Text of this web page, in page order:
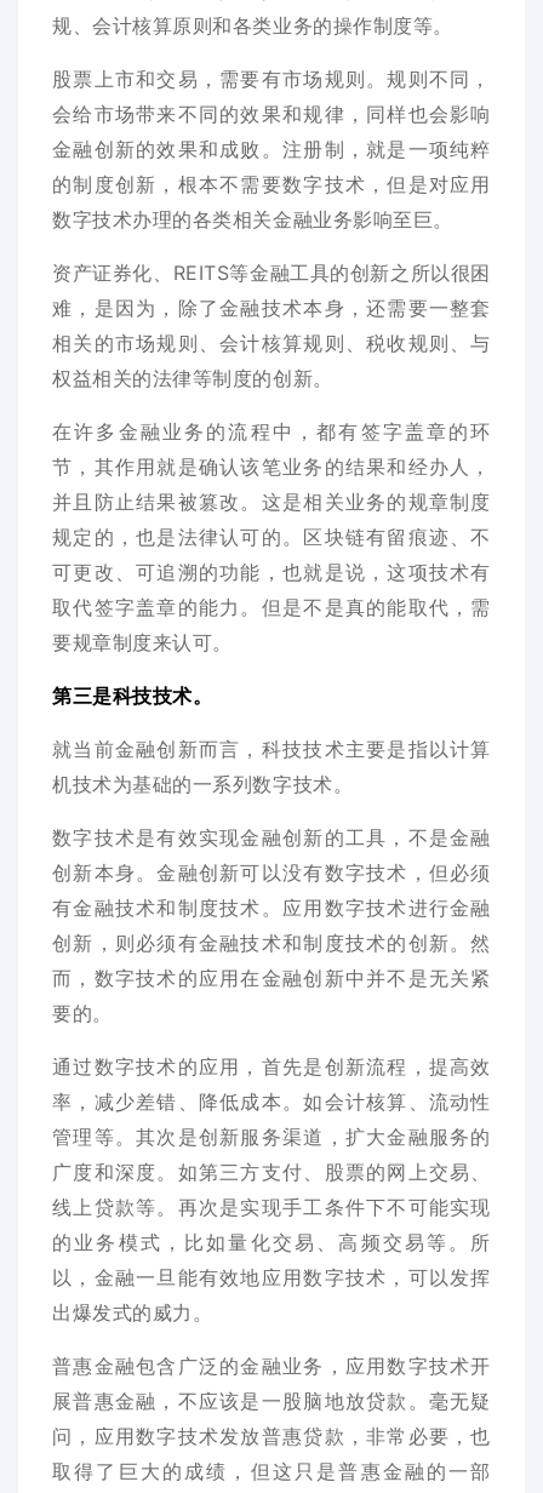
规、会计核算原则和各类业务的操作制度等。
股票上市和交易，需要有市场规则。规则不同，
会给市场带来不同的效果和规律，同样也会影响
金融创新的效果和成败。注册制，就是一项纯粹
的制度创新，根本不需要数字技术，但是对应用
数字技术办理的各类相关金融业务影响至巨。
资产证券化、REITS等金融工具的创新之所以很困
难，是因为，除了金融技术本身，还需要一整套
相关的市场规则、会计核算规则、税收规则、与
权益相关的法律等制度的创新。
在许多金融业务的流程中，都有签字盖章的环
节，其作用就是确认该笔业务的结果和经办人，
并且防止结果被篡改。这是相关业务的规章制度
规定的，也是法律认可的。区块链有留痕迹、不
可更改、可追溯的功能，也就是说，这项技术有
取代签字盖章的能力。但是不是真的能取代，需
要规章制度来认可。
第三是科技技术。
就当前金融创新而言，科技技术主要是指以计算
机技术为基础的一系列数字技术。
数字技术是有效实现金融创新的工具，不是金融
创新本身。金融创新可以没有数字技术，但必须
有金融技术和制度技术。应用数字技术进行金融
创新，则必须有金融技术和制度技术的创新。然
而，数字技术的应用在金融创新中并不是无关紧
要的。
通过数字技术的应用，首先是创新流程，提高效
率，减少差错、降低成本。如会计核算、流动性
管理等。其次是创新服务渠道，扩大金融服务的
广度和深度。如第三方支付、股票的网上交易、
线上贷款等。再次是实现手工条件下不可能实现
的业务模式，比如量化交易、高频交易等。所
以，金融一旦能有效地应用数字技术，可以发挥
出爆发式的威力。
普惠金融包含广泛的金融业务，应用数字技术开
展普惠金融，不应该是一股脑地放贷款。毫无疑
问，应用数字技术发放普惠贷款，非常必要，也
取得了巨大的成绩，但这只是普惠金融的一部